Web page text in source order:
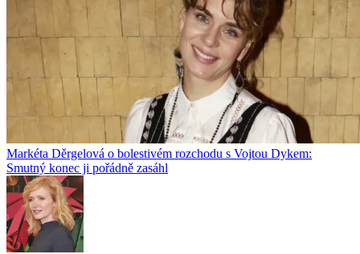
Markéta Děrgelová o bolestivém rozchodu s Vojtou Dykem:
Smutný konec ji pořádně zasáhl